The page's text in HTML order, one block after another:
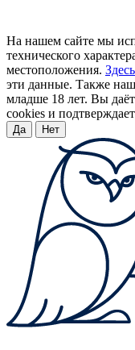
На нашем сайте мы
технического
местоположения. Здесь
эти данные. Также
младше 18 лет. Вы
cookies и
Да Нет